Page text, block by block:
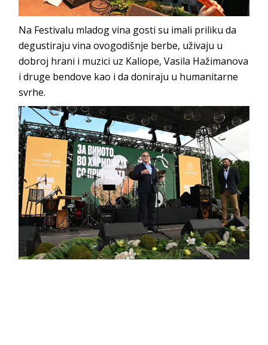
Na Festivalu mladog vina gosti su imali priliku da
degustiraju vina ovogodišnje berbe, uživaju u
dobroj hrani i muzici uz Kaliope, Vasila Hažimanova
i druge bendove kao i da doniraju u humanitarne
svrhe.